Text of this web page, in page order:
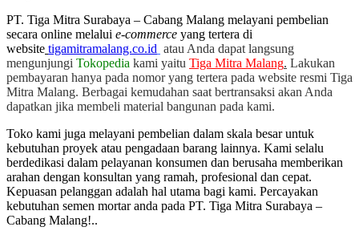
PT. Tiga Mitra Surabaya – Cabang Malang melayani pembelian
secara online melalui e-commerce yang tertera di
website tigamitramalang.co.id atau Anda dapat langsung
mengunjungi Tokopedia kami yaitu Tiga Mitra Malang. Lakukan
pembayaran hanya pada nomor yang tertera pada website resmi Tiga
Mitra Malang. Berbagai kemudahan saat bertransaksi akan Anda
dapatkan jika membeli material bangunan pada kami.
Toko kami juga melayani pembelian dalam skala besar untuk
kebutuhan proyek atau pengadaan barang lainnya. Kami selalu
berdedikasi dalam pelayanan konsumen dan berusaha memberikan
arahan dengan konsultan yang ramah, profesional dan cepat.
Kepuasan pelanggan adalah hal utama bagi kami. Percayakan
kebutuhan semen mortar anda pada PT. Tiga Mitra Surabaya –
Cabang Malang!..